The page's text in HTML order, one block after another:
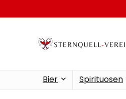
Bier Spirituosen